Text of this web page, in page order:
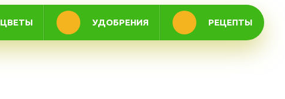
ЦВЕТЫ УДОБРЕНИЯ РЕЦЕПТЫ